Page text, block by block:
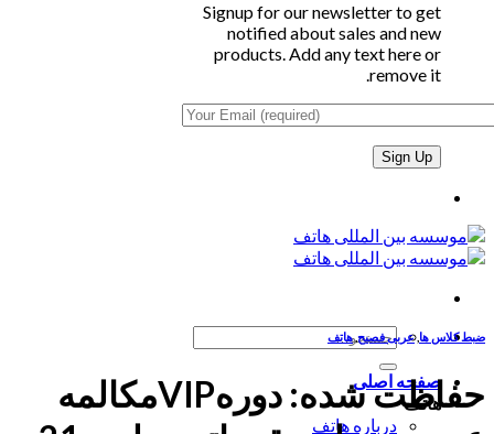
Signup for our newsletter to get
notified about sales and new
products. Add any text here or
remove it.
جستجو
صفحه اصلی
هاتف
درباره هاتف
ضبط کلاس ها ,عربی فصیح,هاتف
حفاظت شده: دورهVIPمکالمه